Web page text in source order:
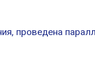
проведена